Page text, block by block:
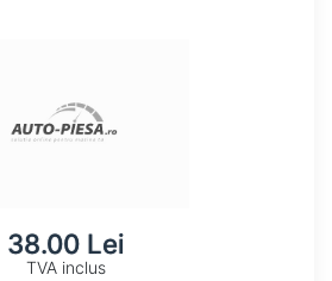
38.00 Lei
TVA inclus